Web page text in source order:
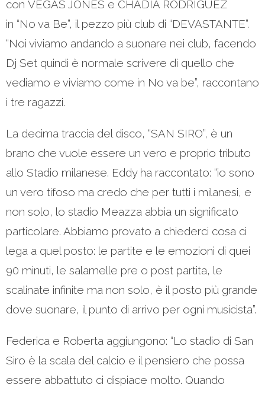
con VEGAS JONES e CHADIA RODRIGUEZ
in “No va Be”, il pezzo più club di “DEVASTANTE”.
“Noi viviamo andando a suonare nei club, facendo
Dj Set quindi è normale scrivere di quello che
vediamo e viviamo come in No va be”, raccontano
i tre ragazzi.
La decima traccia del disco, “SAN SIRO”, è un
brano che vuole essere un vero e proprio tributo
allo Stadio milanese. Eddy ha raccontato: “io sono
un vero tifoso ma credo che per tutti i milanesi, e
non solo, lo stadio Meazza abbia un significato
particolare. Abbiamo provato a chiederci cosa ci
lega a quel posto: le partite e le emozioni di quei
90 minuti, le salamelle pre o post partita, le
scalinate infinite ma non solo, è il posto più grande
dove suonare, il punto di arrivo per ogni musicista”.
Federica e Roberta aggiungono: “Lo stadio di San
Siro è la scala del calcio e il pensiero che possa
essere abbattuto ci dispiace molto. Quando